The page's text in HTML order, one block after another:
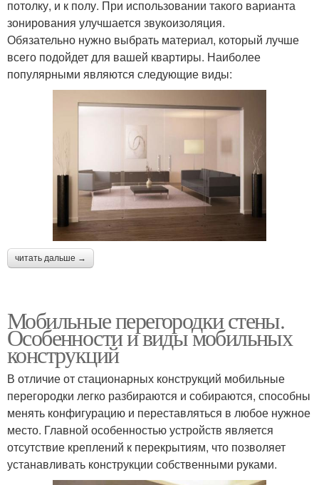
потолку, и к полу. При использовании такого варианта
зонирования улучшается звукоизоляция.
Обязательно нужно выбрать материал, который лучше
всего подойдет для вашей квартиры. Наиболее
популярными являются следующие виды:
читать дальше →
Мобильные перегородки стены.
Особенности и виды мобильных
конструкций
В отличие от стационарных конструкций мобильные
перегородки легко разбираются и собираются, способны
менять конфигурацию и переставляться в любое нужное
место. Главной особенностью устройств является
отсутствие креплений к перекрытиям, что позволяет
устанавливать конструкции собственными руками.